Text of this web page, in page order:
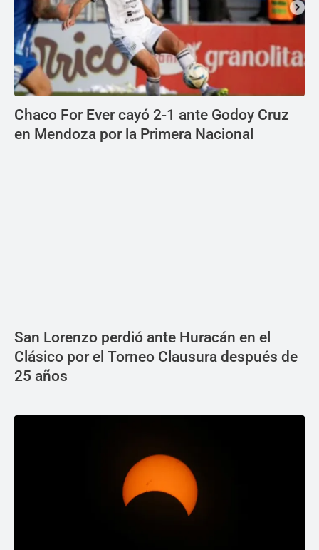
Chaco For Ever cayó 2-1 ante Godoy Cruz
en Mendoza por la Primera Nacional
San Lorenzo perdió ante Huracán en el
Clásico por el Torneo Clausura después de
25 años